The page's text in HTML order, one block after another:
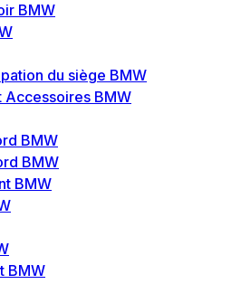
BMW
du siège BMW
Accessoires BMW
BMW
BMW
BMW
BMW